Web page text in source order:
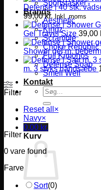
Sportstasker
Brands
Aesthetic
Kingz
Scramble
Choke Republic
Fuji Kimonos
Defense Soap
Smell Well
Kontakt
Søg
efter:
0,00 kr.
Kurv
Defense | 40 stk.
99,00kr. Inkl. moms
Gel Travel Size 39,00
Shower gel m.
m. 3 styks håndsæbe
Filter
Reset all ×
Navy×
Filter
0 vare found
Farve
Sort(0)